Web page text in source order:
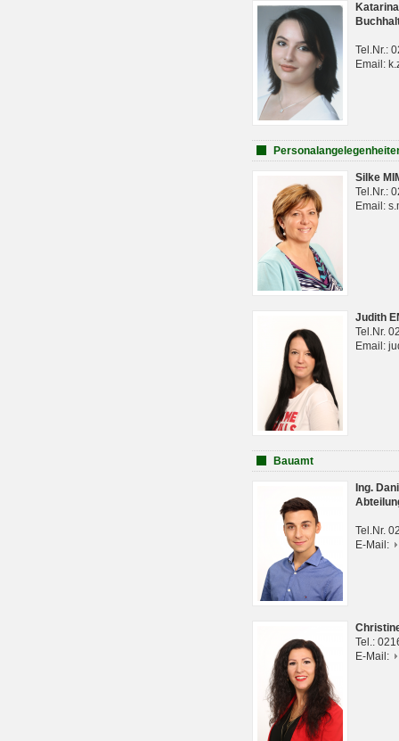
Tel.Nr.:
Email:
Silke
Tel.Nr.:
Email:
Judith
Tel.Nr.
Email:
Bauamt
Ing.
Tel.Nr.
E-Mail:
Tel.:
E-Mail: